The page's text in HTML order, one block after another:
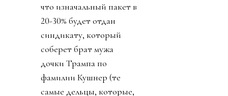
что изначальный пакет в
20-30% будет отдан
синдикату, который
соберет брат мужа
дочки Трампа по
фамилии Кушнер (те
самые дельцы, которые,